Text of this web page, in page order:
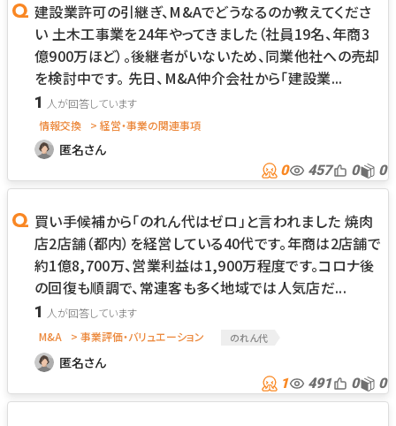
建設業許可の引継ぎ、M&Aでどうなるのか教えてくださ
い 土木工事業を24年やってきました（社員19名、年商3
億900万ほど）。後継者がいないため、同業他社への売却
を検討中です。 先日、M&A仲介会社から「建設業...
1
情報交換 > 経営・事業の関連事項
匿名さん
0 457 0 0
買い手候補から「のれん代はゼロ」と言われました 焼肉
店2店舗（都内）を経営している40代です。年商は2店舗で
約1億8,700万、営業利益は1,900万程度です。コロナ後
の回復も順調で、常連客も多く地域では人気店だ...
1
M&A > 事業評価・バリュエーション のれん代
匿名さん
1 491 0 0